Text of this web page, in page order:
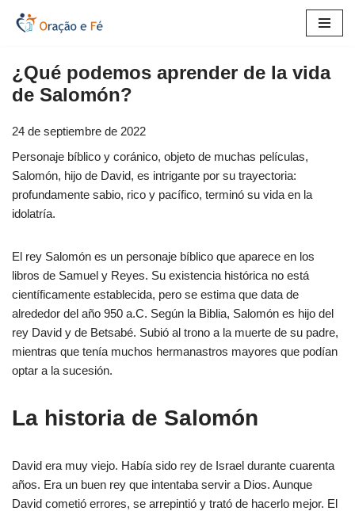
contenido
¿Qué podemos aprender de la vida
de Salomón?
24 de septiembre de 2022
Personaje bíblico y coránico, objeto de muchas películas,
Salomón, hijo de David, es intrigante por su trayectoria:
profundamente sabio, rico y pacífico, terminó su vida en la
idolatría.
El rey Salomón es un personaje bíblico que aparece en los
libros de Samuel y Reyes. Su existencia histórica no está
científicamente establecida, pero se estima que data de
alrededor del año 950 a.C. Según la Biblia, Salomón es hijo del
rey David y de Betsabé. Subió al trono a la muerte de su padre,
mientras que tenía muchos hermanastros mayores que podían
optar a la sucesión.
La historia de Salomón
David era muy viejo. Había sido rey de Israel durante cuarenta
años. Era un buen rey que intentaba servir a Dios. Aunque
David cometió errores, se arrepintió y trató de hacerlo mejor. El